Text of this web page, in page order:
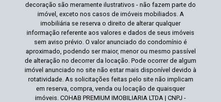
decoração são meramente ilustrativos - não fazem parte do
imóvel, exceto nos casos de imóveis mobiliados. A
imobiliária se reserva o direito de alterar qualquer
informação referente aos valores e dados de seus imóveis
sem aviso prévio. O valor anunciado do condomínio é
aproximado, podendo ser maior, menor ou mesmo passível
de alteração no decorrer da locação. Pode ocorrer de algum
imóvel anunciado no site não estar mais disponível devido à
rotatividade. As solicitações feitas pelo site não implicam
em reserva, compra, venda ou locação de quaisquer
imóveis. COHAB PREMIUM IMOBILIARIA LTDA | CNPJ -